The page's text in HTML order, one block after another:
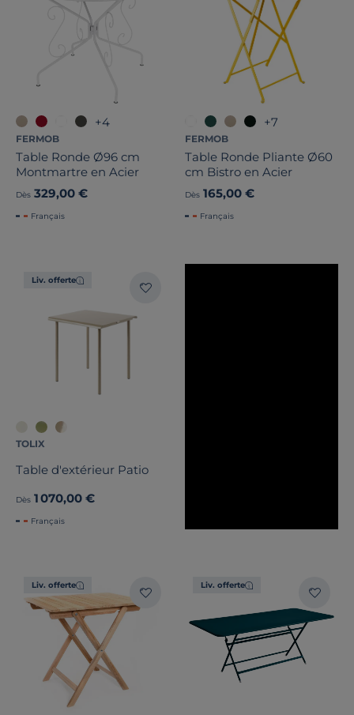
+4
FERMOB
Table Ronde Ø96 cm
Montmartre en Acier
Dès 329,00 €
Français
+7
FERMOB
Table Ronde Pliante Ø60
cm Bistro en Acier
Dès 165,00 €
Français
Liv. offerte
TOLIX
Table d'extérieur Patio
Dès 1 070,00 €
Français
Liv. offerte Liv. offerte
Hauteur
Marque
Traitement
Note des clients
Stock